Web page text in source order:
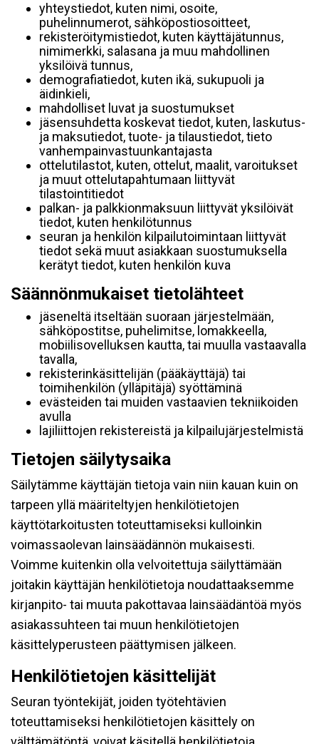
yhteystiedot, kuten nimi, osoite,
puhelinnumerot, sähköpostiosoitteet,
rekisteröitymistiedot, kuten käyttäjätunnus,
nimimerkki, salasana ja muu mahdollinen
yksilöivä tunnus,
demografiatiedot, kuten ikä, sukupuoli ja
äidinkieli,
mahdolliset luvat ja suostumukset
jäsensuhdetta koskevat tiedot, kuten, laskutus-
ja maksutiedot, tuote- ja tilaustiedot, tieto
vanhempainvastuunkantajasta
ottelutilastot, kuten, ottelut, maalit, varoitukset
ja muut ottelutapahtumaan liittyvät
tilastointitiedot
palkan- ja palkkionmaksuun liittyvät yksilöivät
tiedot, kuten henkilötunnus
seuran ja henkilön kilpailutoimintaan liittyvät
tiedot sekä muut asiakkaan suostumuksella
kerätyt tiedot, kuten henkilön kuva
Säännönmukaiset tietolähteet
jäseneltä itseltään suoraan järjestelmään,
sähköpostitse, puhelimitse, lomakkeella,
mobiilisovelluksen kautta, tai muulla vastaavalla
tavalla,
rekisterinkäsittelijän (pääkäyttäjä) tai
toimihenkilön (ylläpitäjä) syöttäminä
evästeiden tai muiden vastaavien tekniikoiden
avulla
lajiliittojen rekistereistä ja kilpailujärjestelmistä
Tietojen säilytysaika
Säilytämme käyttäjän tietoja vain niin kauan kuin on
tarpeen yllä määriteltyjen henkilötietojen
käyttötarkoitusten toteuttamiseksi kulloinkin
voimassaolevan lainsäädännön mukaisesti.
Voimme kuitenkin olla velvoitettuja säilyttämään
joitakin käyttäjän henkilötietoja noudattaaksemme
kirjanpito- tai muuta pakottavaa lainsäädäntöä myös
asiakassuhteen tai muun henkilötietojen
käsittelyperusteen päättymisen jälkeen.
Henkilötietojen käsittelijät
Seuran työntekijät, joiden työtehtävien
toteuttamiseksi henkilötietojen käsittely on